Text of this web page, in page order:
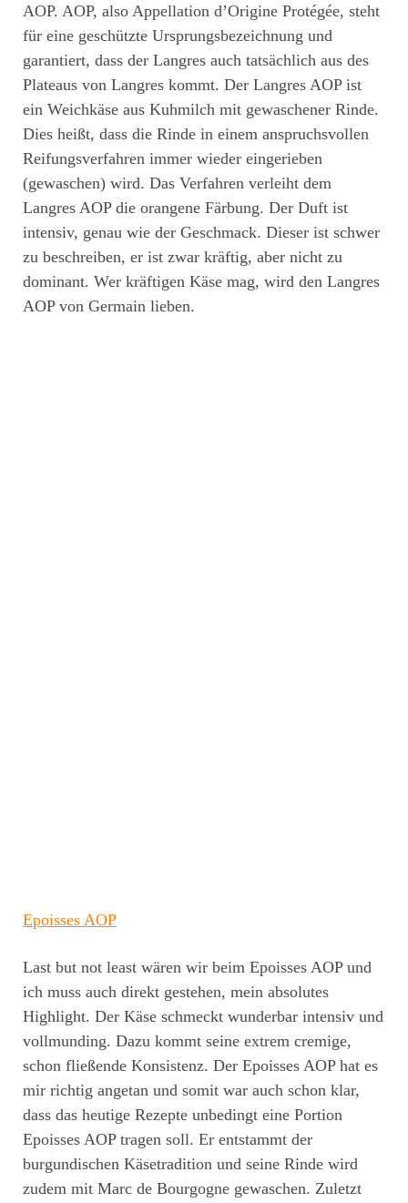
AOP. AOP, also Appellation d’Origine Protégée, steht
für eine geschützte Ursprungsbezeichnung und
garantiert, dass der Langres auch tatsächlich aus des
Plateaus von Langres kommt. Der Langres AOP ist
ein Weichkäse aus Kuhmilch mit gewaschener Rinde.
Dies heißt, dass die Rinde in einem anspruchsvollen
Reifungsverfahren immer wieder eingerieben
(gewaschen) wird. Das Verfahren verleiht dem
Langres AOP die orangene Färbung. Der Duft ist
intensiv, genau wie der Geschmack. Dieser ist schwer
zu beschreiben, er ist zwar kräftig, aber nicht zu
dominant. Wer kräftigen Käse mag, wird den Langres
AOP von Germain lieben.
Epoisses AOP
Last but not least wären wir beim Epoisses AOP und
ich muss auch direkt gestehen, mein absolutes
Highlight. Der Käse schmeckt wunderbar intensiv und
vollmunding. Dazu kommt seine extrem cremige,
schon fließende Konsistenz. Der Epoisses AOP hat es
mir richtig angetan und somit war auch schon klar,
dass das heutige Rezepte unbedingt eine Portion
Epoisses AOP tragen soll. Er entstammt der
burgundischen Käsetradition und seine Rinde wird
zudem mit Marc de Bourgogne gewaschen. Zuletzt